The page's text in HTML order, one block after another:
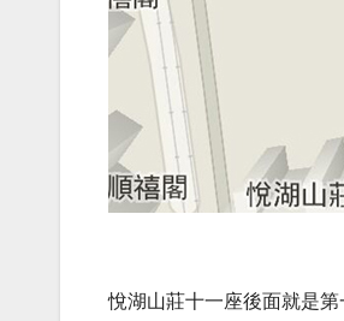
悅湖山莊十一座後面就是